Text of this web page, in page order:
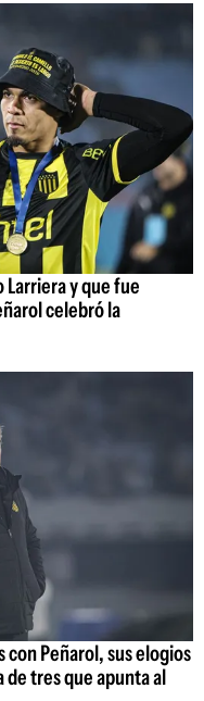
y que fue
celebró la
con Peñarol, sus elogios
de tres que apunta al